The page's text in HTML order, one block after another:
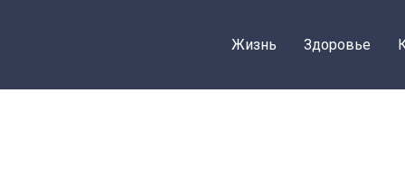
Жизнь Здоровье